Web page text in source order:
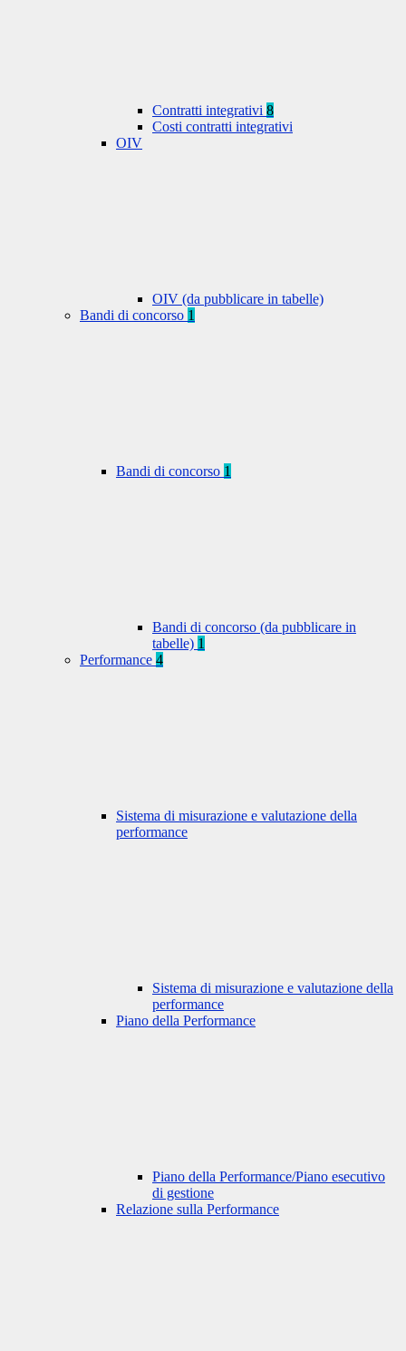
Contratti integrativi 8
Costi contratti integrativi
OIV
OIV (da pubblicare in tabelle)
Bandi di concorso 1
Bandi di concorso 1
Bandi di concorso (da pubblicare in
tabelle) 1
Performance 4
Sistema di misurazione e valutazione della
performance
Sistema di misurazione e valutazione della
performance
Piano della Performance
Piano della Performance/Piano esecutivo
di gestione
Relazione sulla Performance